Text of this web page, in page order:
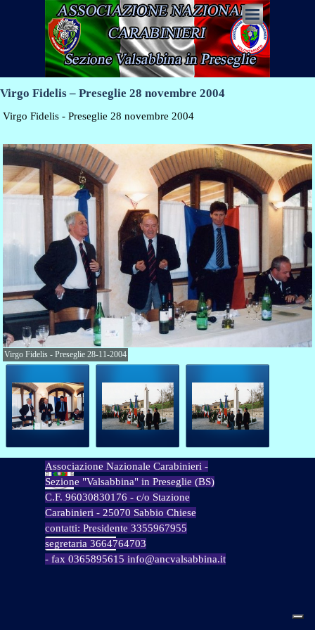
Vai ai contenuti Salta menù
Virgo Fidelis – Preseglie 28 novembre 2004
Virgo Fidelis - Preseglie 28 novembre 2004
Virgo Fidelis - Preseglie 28-11-2004
Associazione Nazionale Carabinieri -
Sezione "Valsabbina" in Preseglie (BS)
C.F. 96030830176 - c/o Stazione
Carabinieri - 25070 Sabbio Chiese
contatti: Presidente 3355967955
segretaria 3664764703
- fax 0365895615 info@ancvalsabbina.it